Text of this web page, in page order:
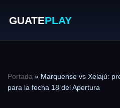
GUATEPLAY
Portada » Marquense vs Xelajú:
para la fecha 18 del Apertura